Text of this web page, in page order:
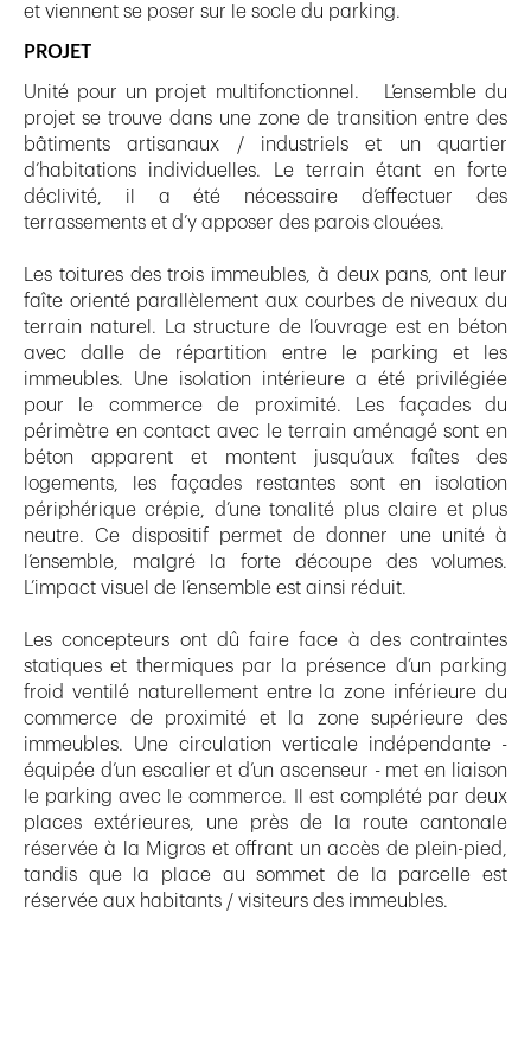
et viennent se poser sur le socle du parking.
PROJET
Unité pour un projet multifonctionnel. L’ensemble du
projet se trouve dans une zone de transition entre des
bâtiments artisanaux / industriels et un quartier
d’habitations individuelles. Le terrain étant en forte
déclivité, il a été nécessaire d’effectuer des
terrassements et d’y apposer des parois clouées.
Les toitures des trois immeubles, à deux pans, ont leur
faîte orienté parallèlement aux courbes de niveaux du
terrain naturel. La structure de l’ouvrage est en béton
avec dalle de répartition entre le parking et les
immeubles. Une isolation intérieure a été privilégiée
pour le commerce de proximité. Les façades du
périmètre en contact avec le terrain aménagé sont en
béton apparent et montent jusqu’aux faîtes des
logements, les façades restantes sont en isolation
périphérique crépie, d’une tonalité plus claire et plus
neutre. Ce dispositif permet de donner une unité à
l’ensemble, malgré la forte découpe des volumes.
L’impact visuel de l’ensemble est ainsi réduit.
Les concepteurs ont dû faire face à des contraintes
statiques et thermiques par la présence d’un parking
froid ventilé naturellement entre la zone inférieure du
commerce de proximité et la zone supérieure des
immeubles. Une circulation verticale indépendante -
équipée d’un escalier et d’un ascenseur - met en liaison
le parking avec le commerce. Il est complété par deux
places extérieures, une près de la route cantonale
réservée à la Migros et offrant un accès de plein-pied,
tandis que la place au sommet de la parcelle est
réservée aux habitants / visiteurs des immeubles.